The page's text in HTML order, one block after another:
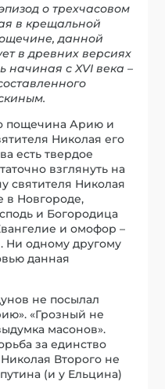
о трехчасовом
в крещальной
данной
в древних версиях
начиная с XVI века –
пощечина Арию и
Николая его
есть твердое
взглянуть на
святителя Николая
в Новгороде,
и Богородица
и омофор –
Ни одному другому
данная
не посылал
«Грозный не
масонов».
за единство
Второго не
(и у Ельцина)